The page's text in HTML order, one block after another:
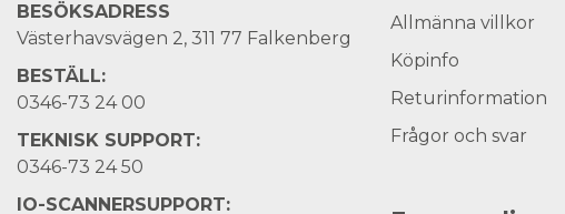
BESÖKSADRESS
Västerhavsvägen 2, 311 77 Falkenberg
BESTÄLL:
0346-73 24 00
TEKNISK SUPPORT:
0346-73 24 50
IO-SCANNERSUPPORT:
Allmänna villkor
Köpinfo
Returinformation
Frågor och svar